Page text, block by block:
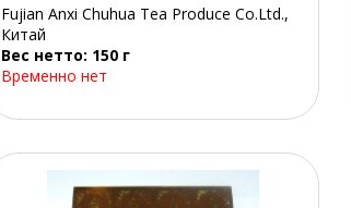
Fujian Anxi Chuhua Tea Produce Co.Ltd.,
Китай
Вес нетто: 150 г
Временно нет